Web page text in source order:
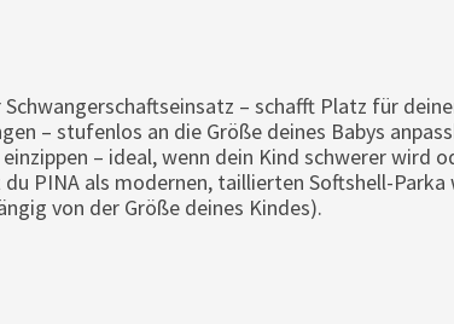
– schafft Platz für
– stufenlos an die Größe deines Babys
– ideal, wenn dein Kind schwerer wird
PINA als modernen, taillierten Softshell-Parka
von der Größe deines Kindes).